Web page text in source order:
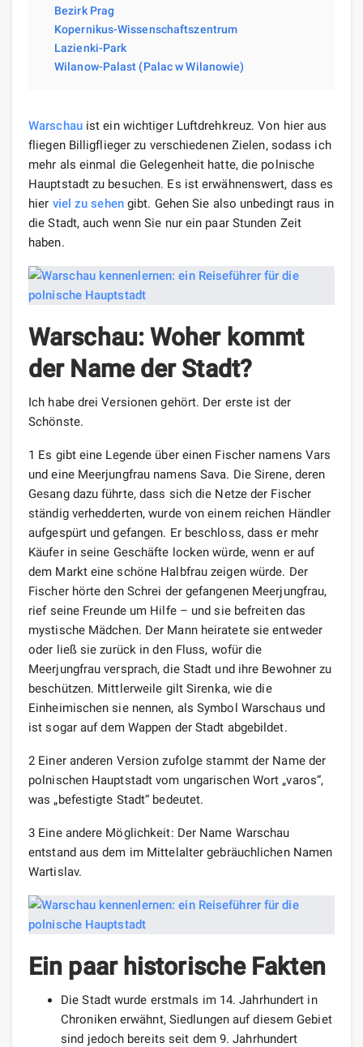
Bezirk Prag
Kopernikus-Wissenschaftszentrum
Lazienki-Park
Wilanow-Palast (Palac w Wilanowie)
Warschauist ein wichtiger Luftdrehkreuz. Von hier aus
fliegen Billigflieger zu verschiedenen Zielen, sodass ich
mehr als einmal die Gelegenheit hatte, die polnische
Hauptstadt zu besuchen. Es ist erwähnenswert, dass es
hier viel zu sehengibt. Gehen Sie also unbedingt raus in
die Stadt, auch wenn Sie nur ein paar Stunden Zeit
haben.
Warschau: Woher kommt
der Name der Stadt?
Ich habe drei Versionen gehört. Der erste ist der
Schönste.
1 Es gibt eine Legende über einen Fischer namens Vars
und eine Meerjungfrau namens Sava. Die Sirene, deren
Gesang dazu führte, dass sich die Netze der Fischer
ständig verhedderten, wurde von einem reichen Händler
aufgespürt und gefangen. Er beschloss, dass er mehr
Käufer in seine Geschäfte locken würde, wenn er auf
dem Markt eine schöne Halbfrau zeigen würde. Der
Fischer hörte den Schrei der gefangenen Meerjungfrau,
rief seine Freunde um Hilfe – und sie befreiten das
mystische Mädchen. Der Mann heiratete sie entweder
oder ließ sie zurück in den Fluss, wofür die
Meerjungfrau versprach, die Stadt und ihre Bewohner zu
beschützen. Mittlerweile gilt Sirenka, wie die
Einheimischen sie nennen, als Symbol Warschaus und
ist sogar auf dem Wappen der Stadt abgebildet.
2 Einer anderen Version zufolge stammt der Name der
polnischen Hauptstadt vom ungarischen Wort „varos“,
was „befestigte Stadt“ bedeutet.
3 Eine andere Möglichkeit: Der Name Warschau
entstand aus dem im Mittelalter gebräuchlichen Namen
Wartislav.
Ein paar historische Fakten
Die Stadt wurde erstmals im 14. Jahrhundert in
Chroniken erwähnt, Siedlungen auf diesem Gebiet
sind jedoch bereits seit dem 9. Jahrhundert